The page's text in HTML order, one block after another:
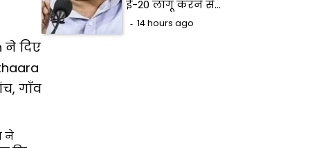
ने दिए
गाँव
ने
ई-20 लागू करने से…
14 hours ago